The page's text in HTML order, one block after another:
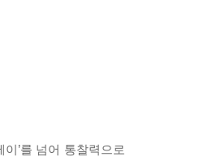
’를 넘어 통찰력으로